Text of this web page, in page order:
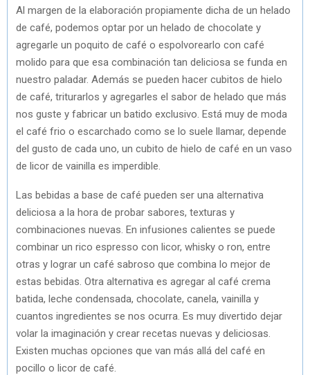
Al margen de la elaboración propiamente dicha de un helado
de café, podemos optar por un helado de chocolate y
agregarle un poquito de café o espolvorearlo con café
molido para que esa combinación tan deliciosa se funda en
nuestro paladar. Además se pueden hacer cubitos de hielo
de café, triturarlos y agregarles el sabor de helado que más
nos guste y fabricar un batido exclusivo. Está muy de moda
el café frio o escarchado como se lo suele llamar, depende
del gusto de cada uno, un cubito de hielo de café en un vaso
de licor de vainilla es imperdible.
Las bebidas a base de café pueden ser una alternativa
deliciosa a la hora de probar sabores, texturas y
combinaciones nuevas. En infusiones calientes se puede
combinar un rico espresso con licor, whisky o ron, entre
otras y lograr un café sabroso que combina lo mejor de
estas bebidas. Otra alternativa es agregar al café crema
batida, leche condensada, chocolate, canela, vainilla y
cuantos ingredientes se nos ocurra. Es muy divertido dejar
volar la imaginación y crear recetas nuevas y deliciosas.
Existen muchas opciones que van más allá del café en
pocillo o licor de café.